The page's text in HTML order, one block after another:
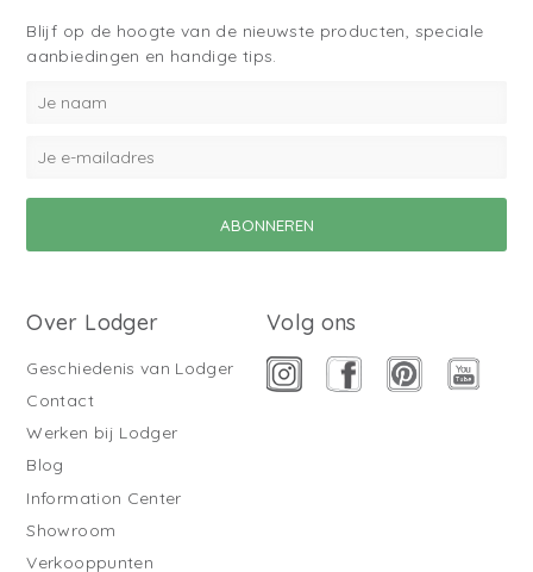
Blijf op de hoogte van de nieuwste producten, speciale
aanbiedingen en handige tips.
Over Lodger
Geschiedenis van Lodger
Contact
Werken bij Lodger
Blog
Information Center
Showroom
Verkooppunten
Volg ons